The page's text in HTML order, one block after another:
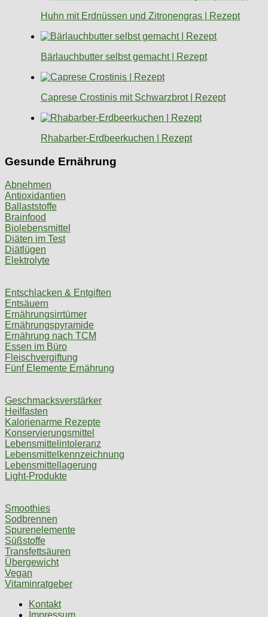
Huhn mit Erdnüssen und Zitronengras | Rezept
Bärlauchbutter selbst gemacht | Rezept
Caprese Crostinis mit Schwarzbrot | Rezept
Rhabarber-Erdbeerkuchen | Rezept
Gesunde Ernährung
Abnehmen
Antioxidantien
Ballaststoffe
Brainfood
Biolebensmittel
Diäten im Test
Diätlügen
Elektrolyte
Entschlacken & Entgiften
Entsäuern
Ernährungsirrtümer
Ernährungspyramide
Ernährung nach TCM
Essen im Büro
Fleischvergiftung
Fünf Elemente Ernährung
Geschmacksverstärker
Heilfasten
Kalorienarme Rezepte
Konservierungsmittel
Lebensmittelintoleranz
Lebensmittelkennzeichnung
Lebensmittellagerung
Light-Produkte
Smoothies
Sodbrennen
Spurenelemente
Süßstoffe
Transfettsäuren
Übergewicht
Vegan
Vitaminratgeber
Kontakt
Impressum